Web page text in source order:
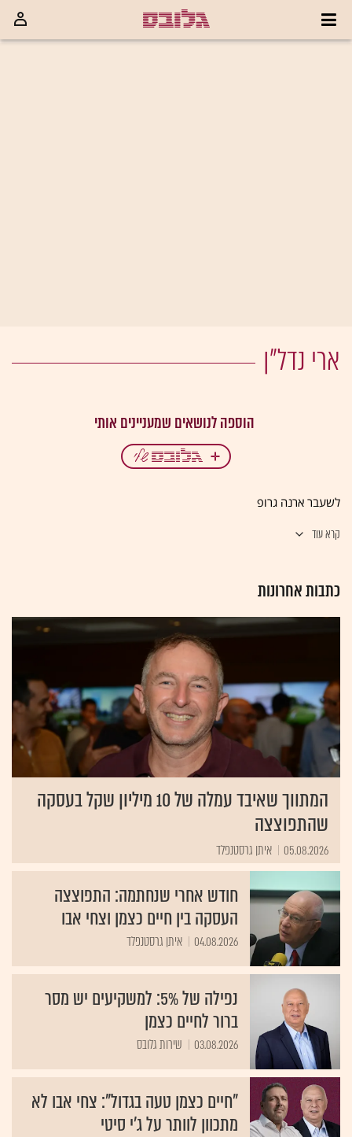
ארי נדל"ן
לשעבר ארנה גרופ
קרא עוד
כתבות אחרונות
המתווך שאיבד עמלה של 10 מיליון שקל בעסקה
שהתפוצצה
05.08.2026 איתן גרסטנפלד
חודש אחרי שנחתמה: התפוצצה
העסקה בין חיים כצמן וצחי אבו
04.08.2026 איתן גרסטנפלד
נפילה של 5%: למשקיעים יש מסר
ברור לחיים כצמן
03.08.2026 שירות גלובס
"חיים כצמן טעה בגדול": צחי אבו לא
מתכוון לוותר על ג'י סיטי